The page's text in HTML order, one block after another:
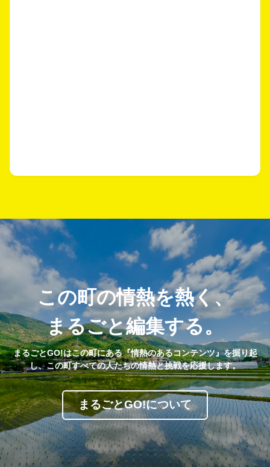
この町の情熱を熱く、
まるごと編集する。
まるごとGO!はこの町にある『情熱のあるコンテンツ』を掘り起
し、この町すべての人たちの情熱と挑戦を応援します。
まるごとGO!について